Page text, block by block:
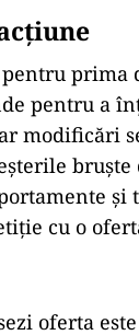
timpul
mai mare
cu
presiune.
în jurul